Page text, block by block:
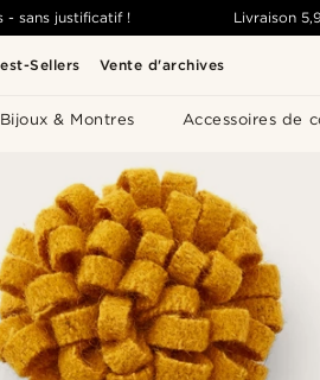
Sellers Vente d'archives
Bijoux & Montres Accessoires de
- sans justificatif ! Livraison